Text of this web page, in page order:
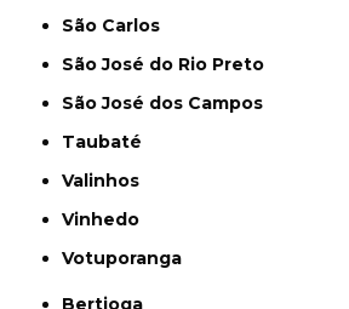
São Carlos
São José do Rio Preto
São José dos Campos
Taubaté
Valinhos
Vinhedo
Votuporanga
Bertioga